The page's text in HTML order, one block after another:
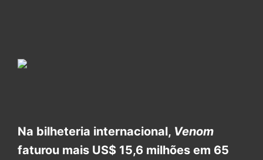
Na bilheteria internacional, Venom
faturou mais US$ 15,6 milhões em 65